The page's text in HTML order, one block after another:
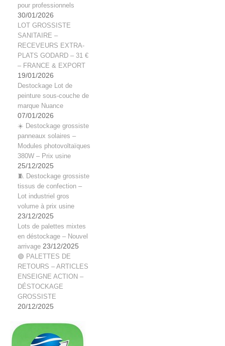
pour professionnels
30/01/2026
LOT GROSSISTE
SANITAIRE –
RECEVEURS EXTRA-
PLATS GODARD – 31 €
– FRANCE & EXPORT
19/01/2026
Destockage Lot de
peinture sous-couche de
marque Nuance
07/01/2026
☀️ Destockage grossiste
panneaux solaires –
Modules photovoltaïques
380W – Prix usine
25/12/2025
🧵 Destockage grossiste
tissus de confection –
Lot industriel gros
volume à prix usine
23/12/2025
Lots de palettes mixtes
en déstockage – Nouvel
arrivage 23/12/2025
🟢 PALETTES DE
RETOURS – ARTICLES
ENSEIGNE ACTION –
DÉSTOCKAGE
GROSSISTE
20/12/2025